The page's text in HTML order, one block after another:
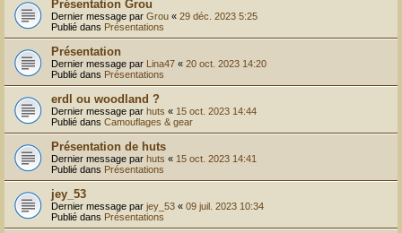
Présentation Grou
Dernier message par Grou « 29 déc. 2023 5:25
Publié dans Présentations
Présentation
Dernier message par Lina47 « 20 oct. 2023 14:20
Publié dans Présentations
erdl ou woodland ?
Dernier message par huts « 15 oct. 2023 14:44
Publié dans Camouflages & gear
Présentation de huts
Dernier message par huts « 15 oct. 2023 14:41
Publié dans Présentations
jey_53
Dernier message par jey_53 « 09 juil. 2023 10:34
Publié dans Présentations